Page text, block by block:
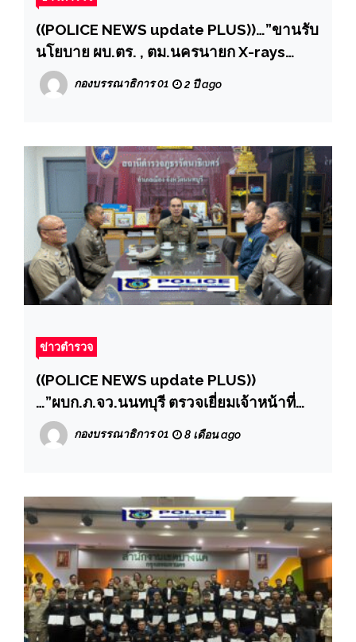
((POLICE NEWS update PLUS))…”ขานรับ
นโยบาย ผบ.ตร. , ตม.นครนายก X-rays
ตรวจสอบและสร้างความเชื่อมั่น คนต่างด้าว
สัญชาติจีน ในพื้นที่ฯ
กองบรรณาธิการ 01 2 ปี ago
ข่าวตำรวจ
((POLICE NEWS update PLUS))
…”ผบก.ภ.จว.นนทบุรี ตรวจเยี่ยมเจ้าหน้าที่
ตำรวจ สภ.ปากเกร็ด ปฎิบัติหน้าที่ จังหวัดเรือ
ยนต์หลวง 904 และที่พักเขตพระราชฐาน
กองบรรณาธิการ 01 8 เดือน ago